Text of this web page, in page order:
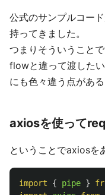
公式のサンプルコー
持ってきました。
つまりそういうことで
flowと違って渡した
にも色々違う点があ
axiosを使って
ということでaxiosを
import { pipe }